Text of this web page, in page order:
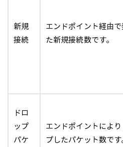
新規
接続
エンドポイント経由
た新規接続数です。
ドロ
ップ
パケ
エンドポイントにより
プしたパケット数です